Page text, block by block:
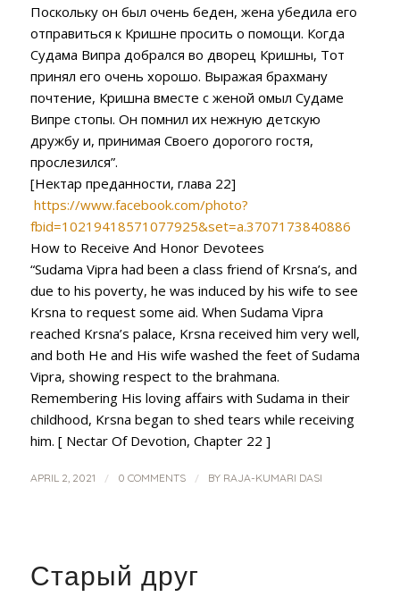
Поскольку он был очень беден, жена убедила его
отправиться к Кришне просить о помощи. Когда
Судама Випра добрался во дворец Кришны, Тот
принял его очень хорошо. Выражая брахману
почтение, Кришна вместе с женой омыл Судаме
Випре стопы. Он помнил их нежную детскую
дружбу и, принимая Своего дорогого гостя,
прослезился”.
[Нектар преданности, глава 22]
https://www.facebook.com/photo?
fbid=10219418571077925&set=a.3707173840886
How to Receive And Honor Devotees
“Sudama Vipra had been a class friend of Krsna’s, and
due to his poverty, he was induced by his wife to see
Krsna to request some aid. When Sudama Vipra
reached Krsna’s palace, Krsna received him very well,
and both He and His wife washed the feet of Sudama
Vipra, showing respect to the brahmana.
Remembering His loving affairs with Sudama in their
childhood, Krsna began to shed tears while receiving
him. [ Nectar Of Devotion, Chapter 22 ]
APRIL 2, 2021 / 0 COMMENTS / BY RAJA-KUMARI DASI
Старый друг